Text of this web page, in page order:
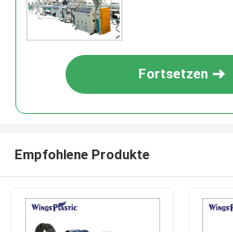
Fortsetzen
Empfohlene Produkte